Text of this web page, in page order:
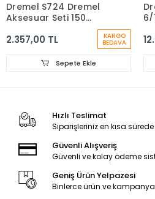
Dremel S724 Dremel
Aksesuar Seti 150
2.357,00 TL KARGO
BEDAVA
Sepete Ekle
6/
Hızlı Teslimat
Siparişleriniz en kısa sürede
Güvenli Alışveriş
Güvenli ve kolay ödeme
Geniş Ürün Yelpazesi
Binlerce ürün ve